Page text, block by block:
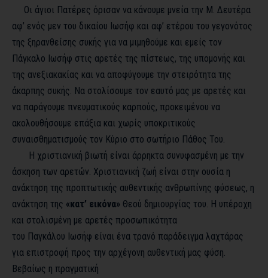
Οι άγιοι Πατέρες όρισαν να κάνουμε μνεία την Μ. Δευτέρα
αφ’ ενός μεν του δικαίου Ιωσήφ και αφ’ ετέρου του γεγονότος
της ξηρανθείσης συκής για να μιμηθούμε και εμείς τον
Πάγκαλο Ιωσήφ στις αρετές της πίστεως, της υπομονής και
της ανεξιακακίας και να αποφύγουμε την στειρότητα της
άκαρπης συκής. Να στολίσουμε τον εαυτό μας με αρετές και
να παράγουμε πνευματικούς καρπούς, προκειμένου να
ακολουθήσουμε επάξια και χωρίς υποκριτικούς
συναισθηματισμούς τον Κύριο στο σωτήριο Πάθος Του.
Η χριστιανική βιωτή είναι άρρηκτα συνυφασμένη με την
άσκηση των αρετών. Χριστιανική ζωή είναι στην ουσία η
ανάκτηση της προπτωτικής αυθεντικής ανθρωπίνης φύσεως, η
ανάκτηση της «κατ’ εικόνα» Θεού δημιουργίας του. Η υπέροχη
και στολισμένη με αρετές προσωπικότητα
του Παγκάλου Ιωσήφ είναι ένα τρανό παράδειγμα λαχτάρας
για επιστροφή προς την αρχέγονη αυθεντική μας φύση.
Βεβαίως η πραγματική